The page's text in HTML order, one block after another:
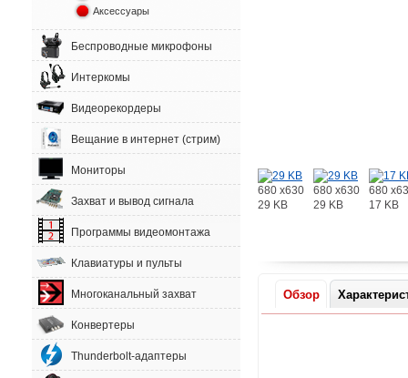
Аксессуары
Беспроводные микрофоны
Интеркомы
Видеорекордеры
Вещание в интернет (стрим)
Мониторы
Захват и вывод сигнала
Программы видеомонтажа
Клавиатуры и пульты
Многоканальный захват
Конвертеры
Thunderbolt-адаптеры
680 x630
29 KB
680 x630
29 KB
680
17 KB
Обзор